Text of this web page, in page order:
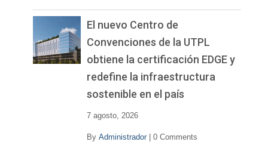
El nuevo Centro de
Convenciones de la UTPL
obtiene la certificación EDGE y
redefine la infraestructura
sostenible en el país
7 agosto, 2026
By Administrador 0 Comments